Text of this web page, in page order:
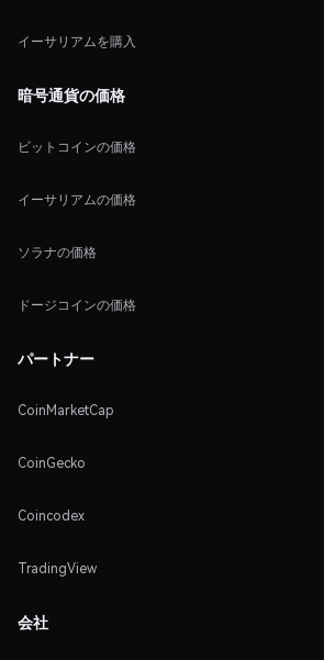
イーサリアムを購入
暗号通貨の価格
ビットコインの価格
イーサリアムの価格
ソラナの価格
ドージコインの価格
パートナー
CoinMarketCap
CoinGecko
Coincodex
TradingView
会社